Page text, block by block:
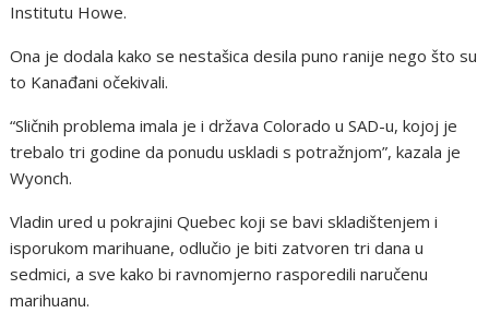
Institutu Howe.
Ona je dodala kako se nestašica desila puno ranije nego što su
to Kanađani očekivali.
“Sličnih problema imala je i država Colorado u SAD-u, kojoj je
trebalo tri godine da ponudu uskladi s potražnjom”, kazala je
Wyonch.
Vladin ured u pokrajini Quebec koji se bavi skladištenjem i
isporukom marihuane, odlučio je biti zatvoren tri dana u
sedmici, a sve kako bi ravnomjerno rasporedili naručenu
marihuanu.